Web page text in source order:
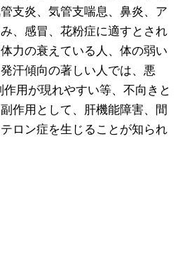
支炎、気管支喘息、鼻炎、ア
、感冒、花粉症に適すとされ
力の衰えている人、体の弱い
汗傾向の著しい人では、悪
用が現れやすい等、不向きと
作用として、肝機能障害、間
ロン症を生じることが知られ